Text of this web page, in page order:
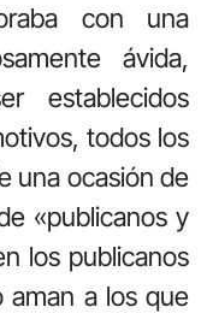
con una
ávida,
establecidos
todos los
una ocasión de
«publicanos y
los publicanos
aman a los que